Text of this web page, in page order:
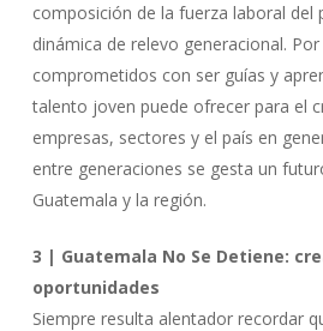
composición de la fuerza laboral del
dinámica de relevo generacional.
comprometidos con ser guías y
talento joven puede ofrecer para el
empresas, sectores y el país en
entre generaciones se gesta un
Guatemala y la región.
3 | Guatemala No Se Detiene:
oportunidades
Siempre resulta alentador recordar